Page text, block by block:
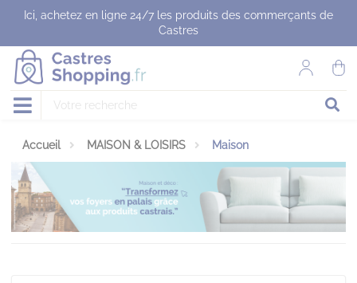
Ici, achetez en ligne 24/7 les produits des commerçants de
Castres
Accueil MAISON & LOISIRS Maison
Panneau de gestion des cookies